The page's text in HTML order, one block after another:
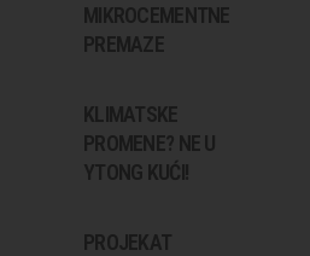
MIKROCEMENTNE
PREMAZE
KLIMATSKE
PROMENE? NE U
YTONG KUĆI!
PROJEKAT